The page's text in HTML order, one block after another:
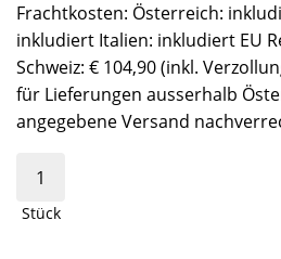
Frachtkosten: Österreich:
inkludiert Italien: inkludiert EU
Schweiz: € 104,90 (inkl.
für Lieferungen ausserhalb
angegebene Versand
Stück